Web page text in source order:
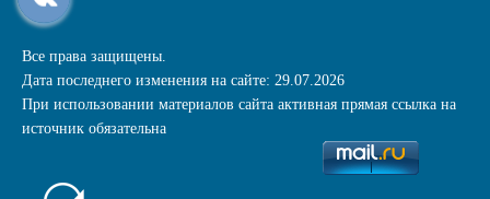
Все права защищены.
Дата последнего изменения на сайте: 29.07.2026
При использовании материалов сайта активная прямая ссылка на
источник обязательна